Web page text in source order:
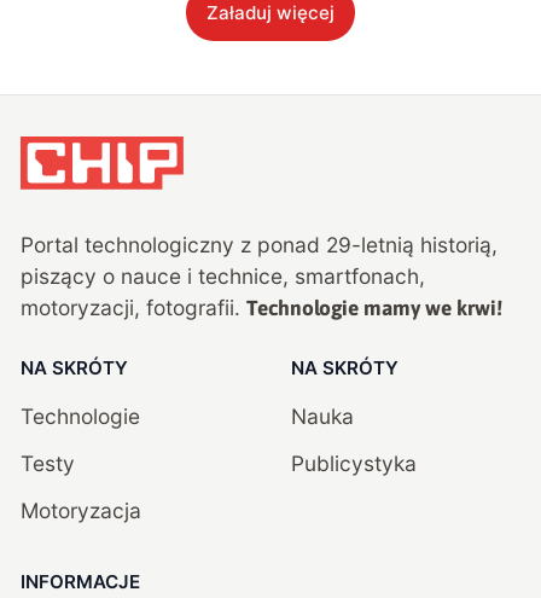
Załaduj więcej
Portal technologiczny z ponad 29-letnią historią,
piszący o nauce i technice, smartfonach,
motoryzacji, fotografii. Technologie mamy we krwi!
NA SKRÓTY
Technologie
Testy
Motoryzacja
NA SKRÓTY
Nauka
Publicystyka
INFORMACJE